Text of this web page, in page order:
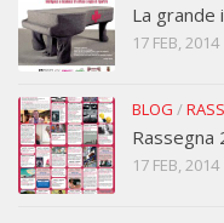
La grande
17 FEB, 2014
BLOG /
Rassegna
17 FEB, 2014